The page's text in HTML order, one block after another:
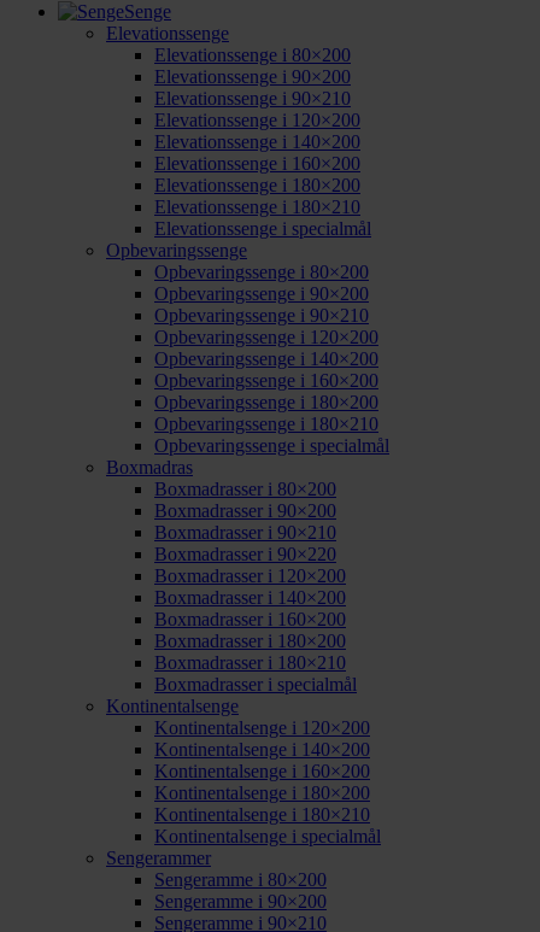
Senge
Elevationssenge
Elevationssenge i 80×200
Elevationssenge i 90×200
Elevationssenge i 90×210
Elevationssenge i 120×200
Elevationssenge i 140×200
Elevationssenge i 160×200
Elevationssenge i 180×200
Elevationssenge i 180×210
Elevationssenge i specialmål
Opbevaringssenge
Opbevaringssenge i 80×200
Opbevaringssenge i 90×200
Opbevaringssenge i 90×210
Opbevaringssenge i 120×200
Opbevaringssenge i 140×200
Opbevaringssenge i 160×200
Opbevaringssenge i 180×200
Opbevaringssenge i 180×210
Opbevaringssenge i specialmål
Boxmadras
Boxmadrasser i 80×200
Boxmadrasser i 90×200
Boxmadrasser i 90×210
Boxmadrasser i 90×220
Boxmadrasser i 120×200
Boxmadrasser i 140×200
Boxmadrasser i 160×200
Boxmadrasser i 180×200
Boxmadrasser i 180×210
Boxmadrasser i specialmål
Kontinentalsenge
Kontinentalsenge i 120×200
Kontinentalsenge i 140×200
Kontinentalsenge i 160×200
Kontinentalsenge i 180×200
Kontinentalsenge i 180×210
Kontinentalsenge i specialmål
Sengerammer
Sengeramme i 80×200
Sengeramme i 90×200
Sengeramme i 90×210